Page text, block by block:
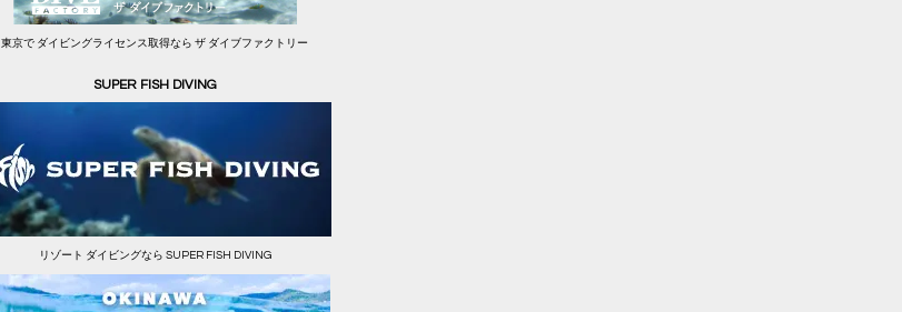
東京で ダイビングライセンス取得なら ザ ダイブファクトリー
SUPER FISH DIVING
リゾート ダイビングなら SUPER FISH DIVING